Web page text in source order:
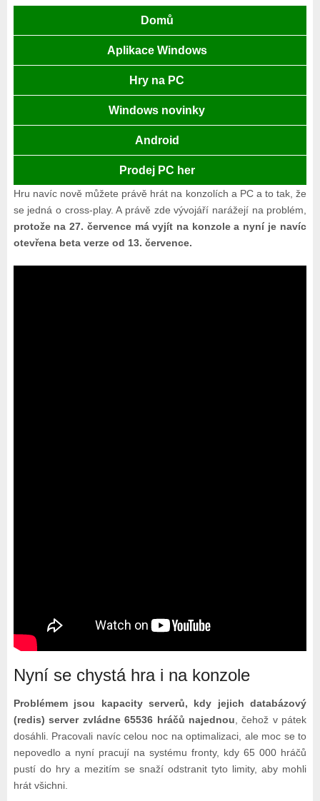
Domů
Aplikace Windows
Hry na PC
Windows novinky
Android
Prodej PC her
Hru navíc nově můžete právě hrát na konzolích a PC a to tak, že
se jedná o cross-play. A právě zde vývojáří narážejí na problém,
protože na 27. července má vyjít na konzole a nyní je navíc
otevřena beta verze od 13. července.
Nyní se chystá hra i na konzole
Problémem jsou kapacity serverů, kdy jejich databázový
(redis) server zvládne 65536 hráčů najednou , čehož v pátek
dosáhli. Pracovali navíc celou noc na optimalizaci, ale moc se to
nepovedlo a nyní pracují na systému fronty, kdy 65 000 hráčů
pustí do hry a mezitím se snaží odstranit tyto limity, aby mohli
hrát všichni.